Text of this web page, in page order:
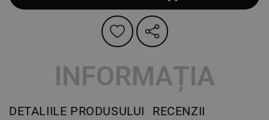
INFORMAȚIA
DETALIILE PRODUSULUI RECENZII